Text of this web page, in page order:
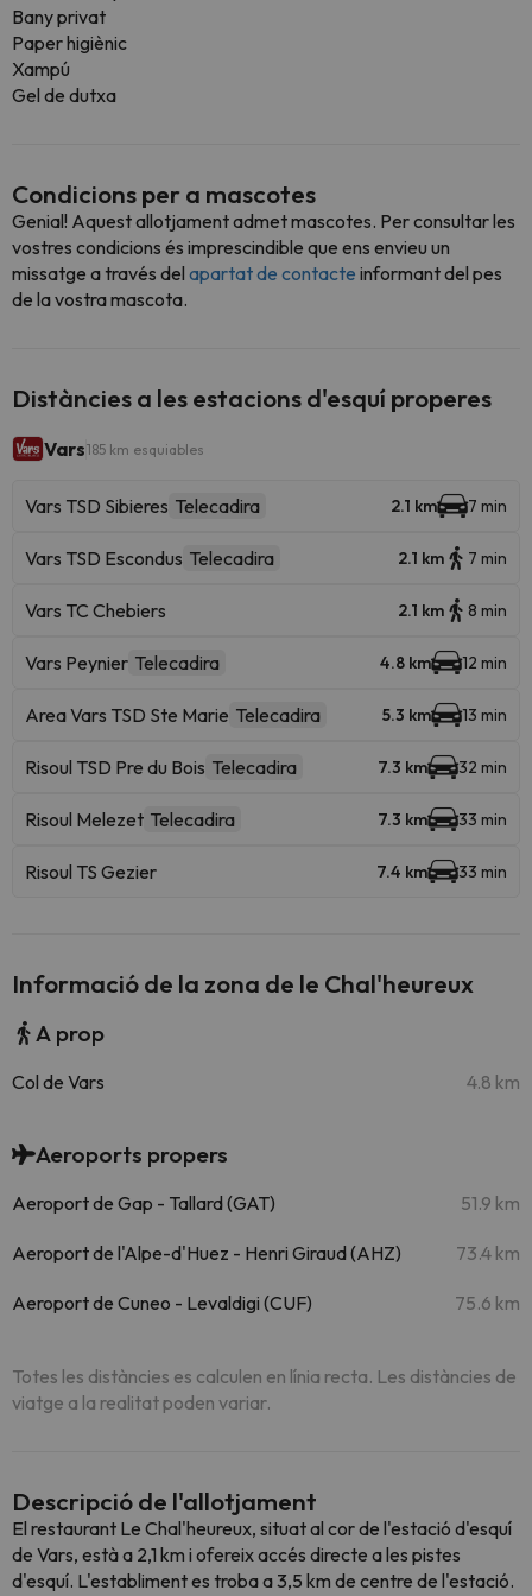
Bany privat
Paper higiènic
Xampú
Gel de dutxa
Condicions per a mascotes
Genial! Aquest allotjament admet mascotes. Per consultar les
vostres condicions és imprescindible que ens envieu un
missatge a través del apartat de contacte informant del pes
de la vostra mascota.
Distàncies a les estacions d'esquí properes
Vars185 km esquiables
Vars TSD Sibieres Telecadira 2.1 km 7 min
Vars TSD Escondus Telecadira 2.1 km 7 min
Vars TC Chebiers 2.1 km 8 min
Vars Peynier Telecadira 4.8 km 12 min
Area Vars TSD Ste Marie Telecadira 5.3 km 13 min
Risoul TSD Pre du Bois Telecadira 7.3 km 32 min
Risoul Melezet Telecadira 7.3 km 33 min
Risoul TS Gezier 7.4 km 33 min
Informació de la zona de le Chal'heureux
A prop
Col de Vars 4.8 km
Aeroports propers
Aeroport de Gap - Tallard (GAT) 51.9 km
Aeroport de l'Alpe-d'Huez - Henri Giraud (AHZ) 73.4 km
Aeroport de Cuneo - Levaldigi (CUF) 75.6 km
Totes les distàncies es calculen en línia recta. Les distàncies de
viatge a la realitat poden variar.
Descripció de l'allotjament
El restaurant Le Chal'heureux, situat al cor de l'estació d'esquí
de Vars, està a 2,1 km i ofereix accés directe a les pistes
d'esquí. L'establiment es troba a 3,5 km de centre de l'estació.